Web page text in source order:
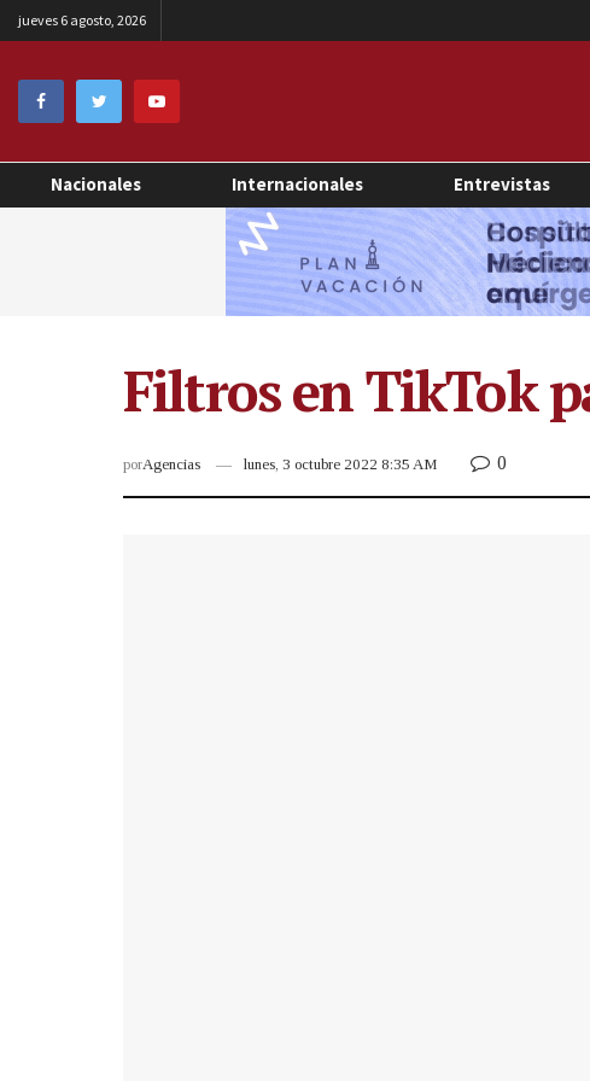
jueves 6 agosto, 2026
Nacionales Internacionales Entrevistas
Filtros en TikTok
porAgencias lunes, 3 octubre 2022 8:35 AM 0